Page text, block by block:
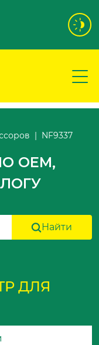
NF9337
OEM,
Найти
ДЛЯ